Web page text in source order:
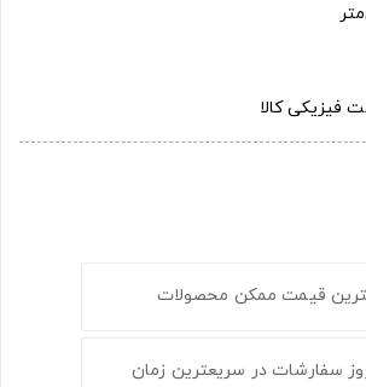
فیزیکی کالا
قیمت ممکن محصولات
سفارشات در سریعترین زمان